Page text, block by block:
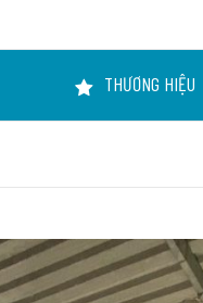
THƯƠNG HIỆU